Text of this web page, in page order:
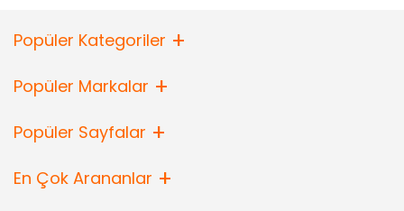
Popüler Kategoriler
Popüler Markalar
Popüler Sayfalar
En Çok Arananlar